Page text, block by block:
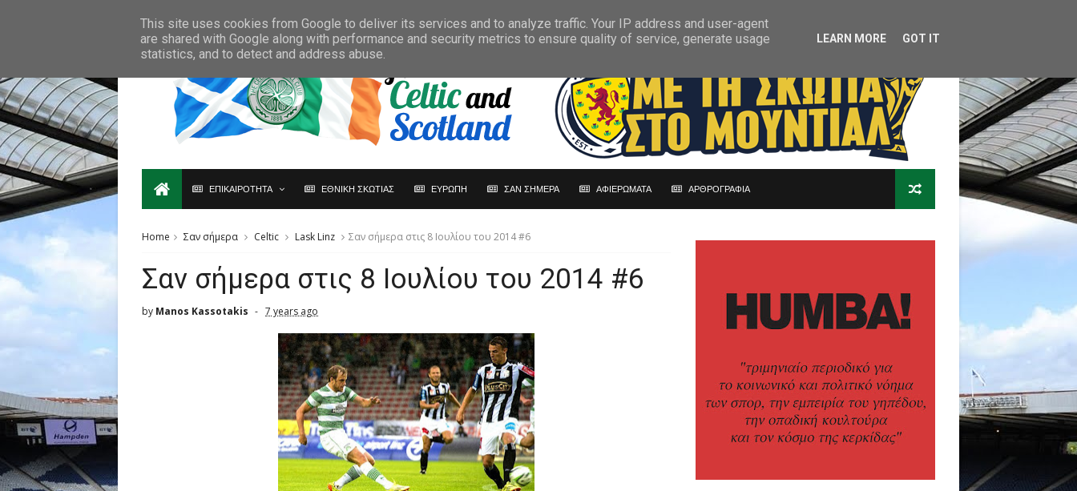
ΕΠΙΚΑΙΡΟΤΗΤΑ ΕΘΝΙΚΗ ΣΚΩΤΙΑΣ ΕΥΡΩΠΗ ΣΑΝ ΣΗΜΕΡΑ ΑΦΙΕΡΩΜΑΤΑ ΑΡΘΡΟΓΡΑΦΙΑ
Home Σαν σήμερα Celtic Lask Linz Σαν σήμερα στις 8 Ιουλίου του 2014 #6
Σαν σήμερα στις 8 Ιουλίου του 2014 #6
by Manos Kassotakis 7 years ago
This site uses cookies from Google to deliver its services and to analyze traffic. Your IP address and user-agent
are shared with Google along with performance and security metrics to ensure quality of service, generate usage
statistics, and to detect and address abuse.
LEARN MORE GOT IT